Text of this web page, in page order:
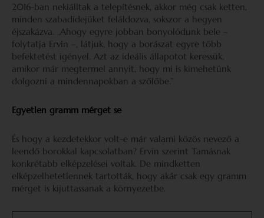
2016-ban nekiálltak a telepítésnek, akkor még csak ketten,
minden szabadidejüket feláldozva, sokszor a hegyen
éjszakázva. „Ahogy egyre jobban bonyolódunk bele –
folytatja Ervin –, látjuk, hogy a borászat egyre több
befektetést igényel. Azt az ideális állapotot keressük,
amikor már megtermel annyit, hogy mi is kimehetünk
dolgozni a mindennapokban a szőlőbe.”
Egyetlen gramm mérget se
És hogy a kezdetekkor volt-e már valami közös nevező a
leendő borokkal kapcsolatban? Ervin szerint Tamásnak
konkrétabb elképzelései voltak. De mindketten
elképzelhetetlennek tartották, hogy akár csak egy gramm
mérget is kijuttassanak a környezetbe.